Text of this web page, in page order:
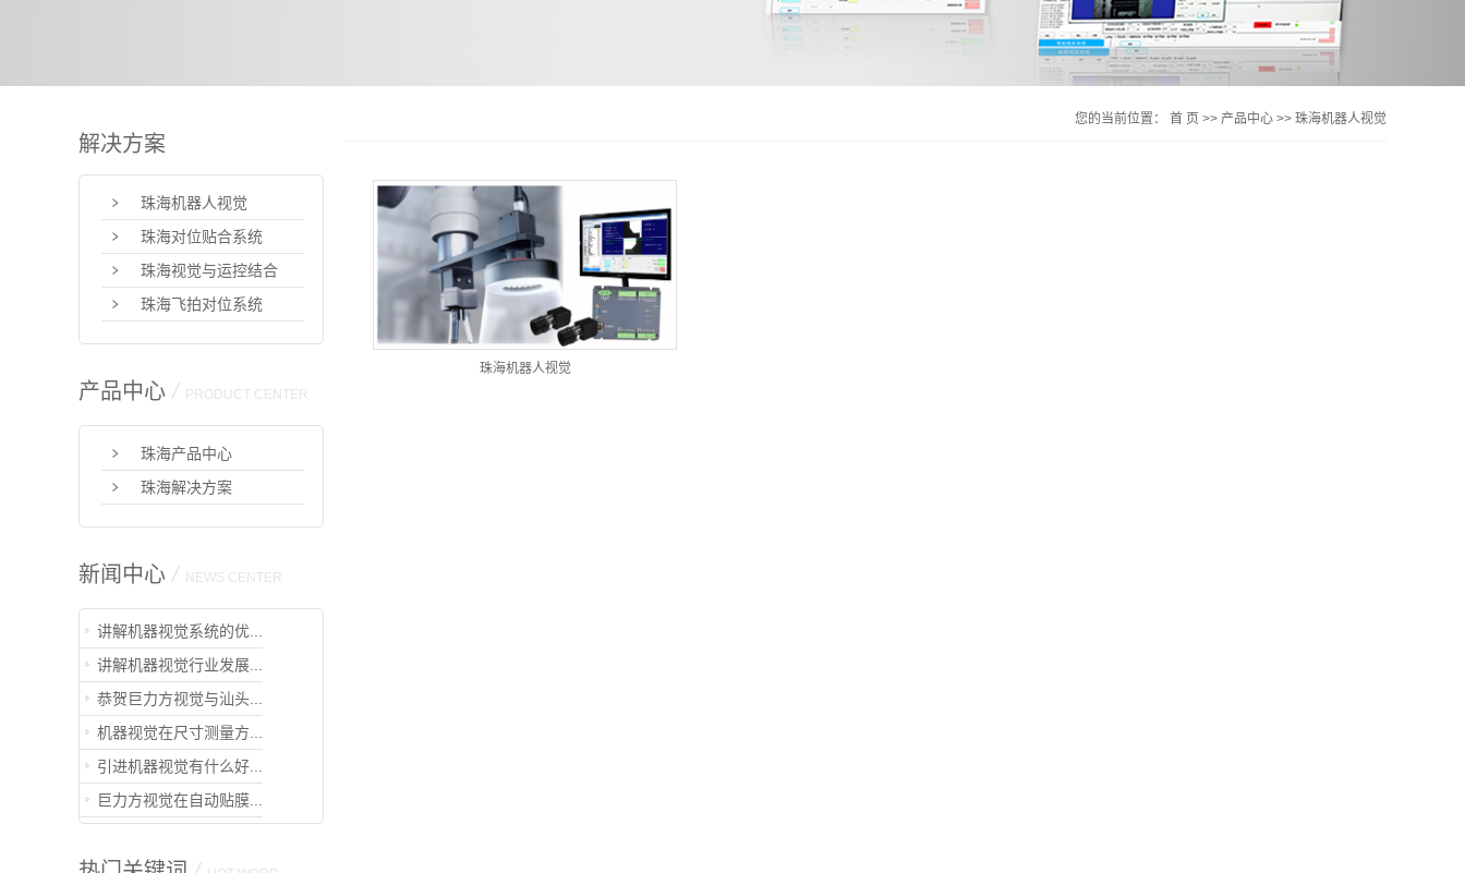
解决方案
珠海机器人视觉
珠海对位贴合系统
珠海视觉与运控结合
珠海飞拍对位系统
产品中心 / PRODUCT CENTER
珠海产品中心
珠海解决方案
新闻中心 / NEWS CENTER
讲解机器视觉系统的优...
讲解机器视觉行业发展...
恭贺巨力方视觉与汕头...
机器视觉在尺寸测量方...
引进机器视觉有什么好...
巨力方视觉在自动贴膜...
您的当前位置： 首 页 >> 产品中心 >> 珠海机器人视觉
珠海机器人视觉